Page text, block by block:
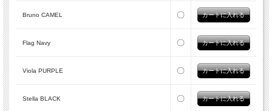
Bruno CAMEL 〇
Flag Navy 〇
Viola PURPLE 〇
Stella BLACK 〇